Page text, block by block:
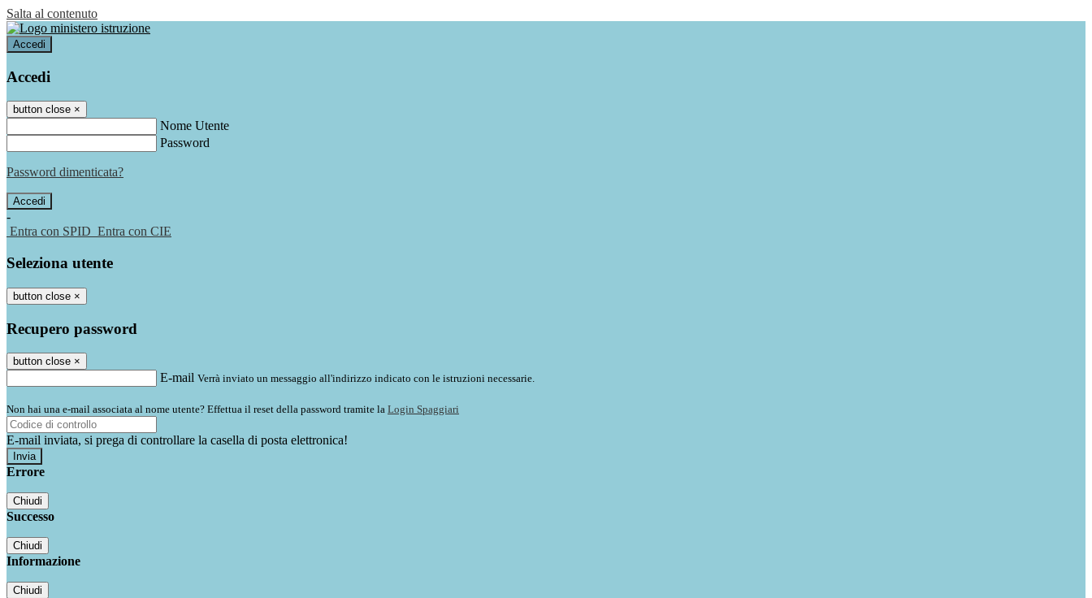
Salta al contenuto
Accedi
Accedi
button close ×
Nome Utente
Password
Password dimenticata?
-
Entra con SPID Entra con CIE
Seleziona utente
button close ×
Recupero password
button close ×
E-mail Verrà inviato un messaggio all'indirizzo indicato con le istruzioni necessarie.
Non hai una e-mail associata al nome utente? Effettua il reset della password tramite la Login Spaggiari
E-mail inviata, si prega di controllare la casella di posta elettronica!
Errore
Chiudi
Successo
Chiudi
Informazione
Chiudi